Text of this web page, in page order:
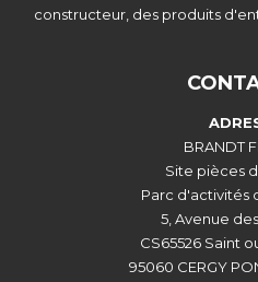
constructeur, des produits
BRANDT
Site pièces
Parc d'activités
5, Avenue
CS65526 Saint
95060 CERGY